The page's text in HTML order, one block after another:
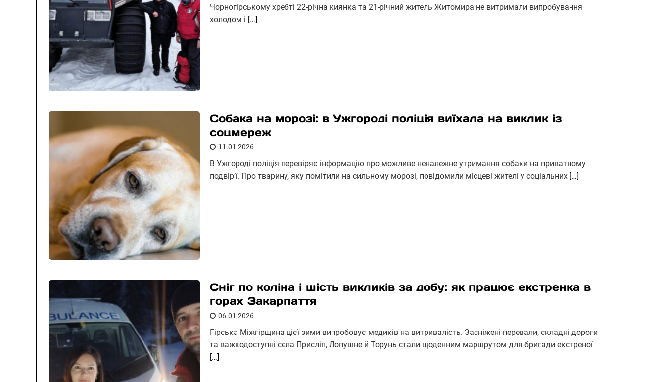
Чорногірському хребті 22-річна киянка та 21-річний житель Житомира не витримали випробування
холодом і […]
Собака на морозі: в Ужгороді поліція виїхала на виклик із
соцмереж
11.01.2026
В Ужгороді поліція перевіряє інформацію про можливе неналежне утримання собаки на приватному
подвір’ї. Про тварину, яку помітили на сильному морозі, повідомили місцеві жителі у соціальних […]
Сніг по коліна і шість викликів за добу: як працює екстренка в
горах Закарпаття
06.01.2026
Гірська Міжгірщина цієї зими випробовує медиків на витривалість. Засніжені перевали, складні дороги
та важкодоступні села Присліп, Лопушне й Торунь стали щоденним маршрутом для бригади екстреної
[…]